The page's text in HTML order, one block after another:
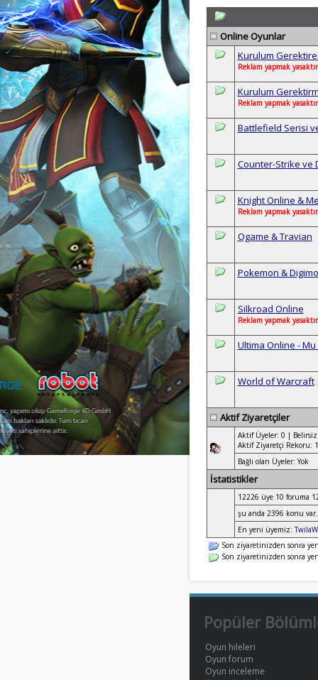
Online Oyunlar
Kurulum
Reklam yapmak
Kurulum
Reklam yapmak
Battlefield Serisi
Counter-Strike ve
Knight Online &
Reklam yapmak
Ogame & Travian
Pokemon &
Silkroad Online
Reklam yapmak
Ultima Online -
World of Warcraft
Aktif Ziyaretçiler
Aktif Üyeler: 0 |
Aktif Ziyaretçi Rekoru:
Bağlı olan Üyeler: Yok
İstatistikler
12226 üye 10 foruma
şu anda 2396 konu var.
En yeni üyemiz:
Son ziyaretinizden sonra
Son ziyaretinizden sonra
Popüler
Oyun hileleri
Oyun forum
Oyun inceleme